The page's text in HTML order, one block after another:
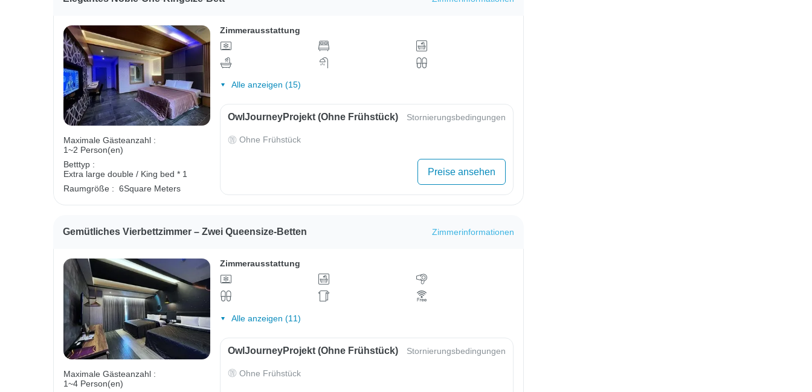
Maximale Gästeanzahl :
1~2 Person(en)
Betttyp :
Extra large double / King bed * 1
Raumgröße : 6Square Meters
Zimmerausstattung
Alle anzeigen (15)
OwlJourneyProjekt (ohne Frühstück) Stornierungsbedingungen
Ohne Frühstück
Preise ansehen
Gemütliches Vierbettzimmer – Zwei Queensize-Betten Zimmerinformationen
Maximale Gästeanzahl :
1~4 Person(en)
Zimmerausstattung
Alle anzeigen (11)
OwlJourneyProjekt (ohne Frühstück) Stornierungsbedingungen
Ohne Frühstück